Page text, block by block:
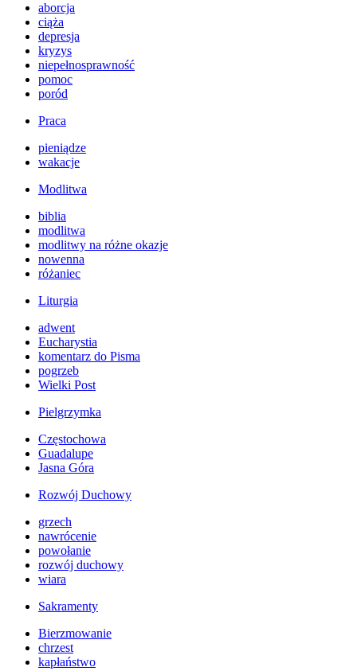
aborcja
ciąża
depresja
kryzys
niepełnosprawność
pomoc
poród
Praca
pieniądze
wakacje
Modlitwa
biblia
modlitwa
modlitwy na różne okazje
nowenna
różaniec
Liturgia
adwent
Eucharystia
komentarz do Pisma
pogrzeb
Wielki Post
Pielgrzymka
Częstochowa
Guadalupe
Jasna Góra
Rozwój Duchowy
grzech
nawrócenie
powołanie
rozwój duchowy
wiara
Sakramenty
Bierzmowanie
chrzest
kapłaństwo